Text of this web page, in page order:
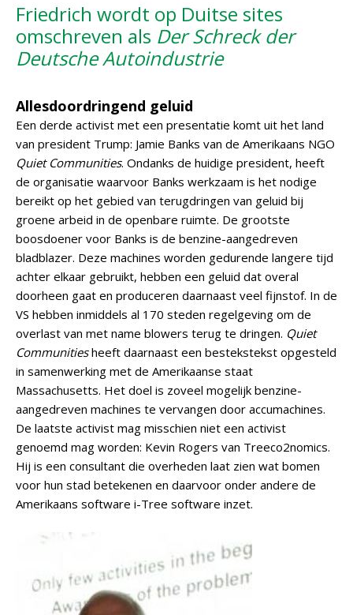
Friedrich wordt op Duitse sites
omschreven als Der Schreck der
Deutsche Autoindustrie
Allesdoordringend geluid
Een derde activist met een presentatie komt uit het land
van president Trump: Jamie Banks van de Amerikaans NGO
Quiet Communities. Ondanks de huidige president, heeft
de organisatie waarvoor Banks werkzaam is het nodige
bereikt op het gebied van terugdringen van geluid bij
groene arbeid in de openbare ruimte. De grootste
boosdoener voor Banks is de benzine-aangedreven
bladblazer. Deze machines worden gedurende langere tijd
achter elkaar gebruikt, hebben een geluid dat overal
doorheen gaat en produceren daarnaast veel fijnstof. In de
VS hebben inmiddels al 170 steden regelgeving om de
overlast van met name blowers terug te dringen. Quiet
Communitiesheeft daarnaast een bestekstekst opgesteld
in samenwerking met de Amerikaanse staat
Massachusetts. Het doel is zoveel mogelijk benzine-
aangedreven machines te vervangen door accumachines.
De laatste activist mag misschien niet een activist
genoemd mag worden: Kevin Rogers van Treeco2nomics.
Hij is een consultant die overheden laat zien wat bomen
voor hun stad betekenen en daarvoor onder andere de
Amerikaans software i-Tree software inzet.